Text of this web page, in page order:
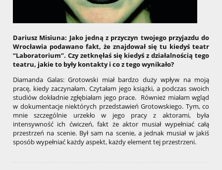
Dariusz Misiuna: Jako jedną z przyczyn twojego przyjazdu do
Wrocławia podawano fakt, że znajdował się tu kiedyś teatr
“Laboratorium”. Czy zetknęłaś się kiedyś z działalnością tego
teatru, jakie to były kontakty i co z tego wynikało?
Diamanda Galas: Grotowski miał bardzo duży wpływ na moją
pracę, kiedy zaczynałam. Czytałam jego książki, a podczas swoich
studiów dokładnie zgłębiałam jego prace. Również miałam wgląd
w dokumentacje niektórych przedstawień Grotowskiego. Tym, co
mnie szczególnie urzekło w jego pracy z aktorami, była
intensywność ich ćwiczeń, fakt że aktor musiał wypełniać całą
przestrzeń na scenie. Był sam na scenie, a jednak musiał w jakiś
sposób wypełniać każdy aspekt, każdy element tej przestrzeni.